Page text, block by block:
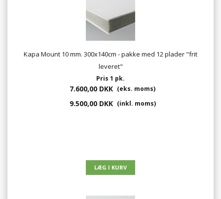
Kapa Mount 10 mm. 300x140cm - pakke med 12 plader "frit
leveret"
Pris 1 pk.
7.600,00 DKK (eks. moms)
9.500,00 DKK (inkl. moms)